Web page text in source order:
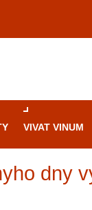
VIVAT VINUM
dny